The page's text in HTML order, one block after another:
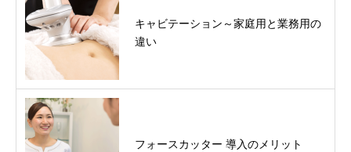
キャビテーション～家庭用と業務用の
違い
フォースカッター 導入のメリット